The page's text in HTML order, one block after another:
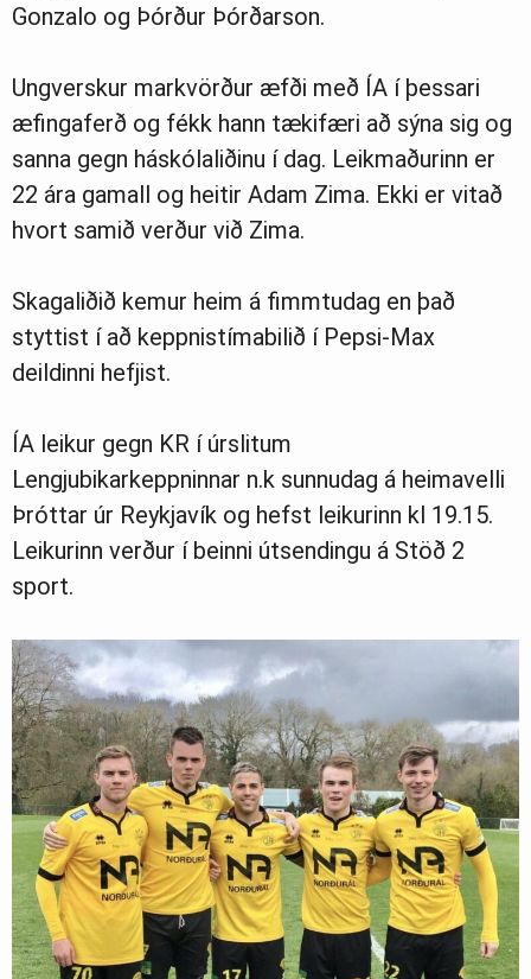
Gonzalo og Þórður Þórðarson.
Ungverskur markvörður æfði með ÍA í þessari
æfingaferð og fékk hann tækifæri að sýna sig og
sanna gegn háskólaliðinu í dag. Leikmaðurinn er
22 ára gamall og heitir Adam Zima. Ekki er vitað
hvort samið verður við Zima.
Skagaliðið kemur heim á fimmtudag en það
styttist í að keppnistímabilið í Pepsi-Max
deildinni hefjist.
ÍA leikur gegn KR í úrslitum
Lengjubikarkeppninnar n.k sunnudag á heimavelli
Þróttar úr Reykjavík og hefst leikurinn kl 19.15.
Leikurinn verður í beinni útsendingu á Stöð 2
sport.